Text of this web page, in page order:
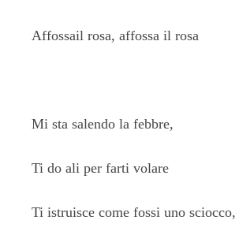
Affossail rosa, affossa il rosa
Mi sta salendo la febbre,
Ti do ali per farti volare
Ti istruisce come fossi uno sciocco,